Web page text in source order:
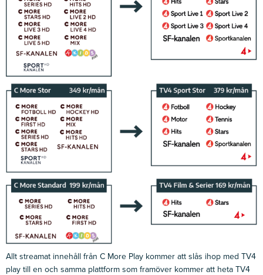
Allt streamat innehåll från C More Play kommer att slås ihop med TV4
play till en och samma plattform som framöver kommer att heta TV4